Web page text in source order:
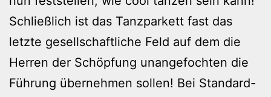
Schließlich ist das Tanzparkett fast das
letzte gesellschaftliche Feld auf dem die
Herren der Schöpfung unangefochten die
Führung übernehmen sollen! Bei Standard-